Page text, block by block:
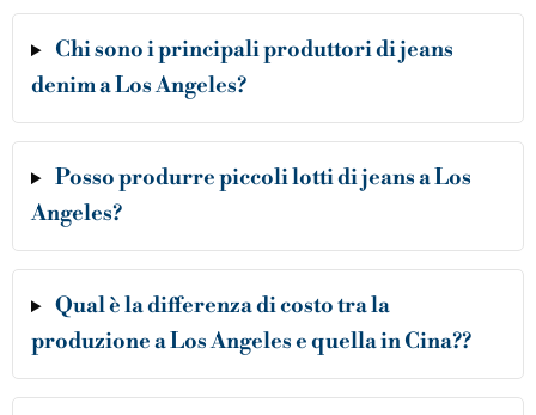
Chi sono i principali produttori di jeans
denim a Los Angeles?
Posso produrre piccoli lotti di jeans a Los
Angeles?
Qual è la differenza di costo tra la
produzione a Los Angeles e quella in Cina??